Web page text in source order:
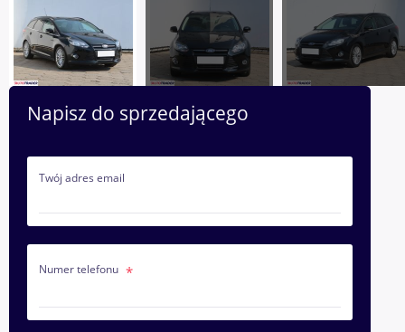
Napisz do sprzedającego
Twój adres email
Numer telefonu